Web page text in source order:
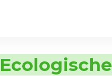
Ecologische